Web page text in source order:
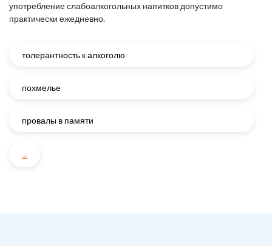
употребление слабоалкогольных напитков допустимо
практически ежедневно.
толерантность к алкоголю
похмелье
провалы в памяти
...